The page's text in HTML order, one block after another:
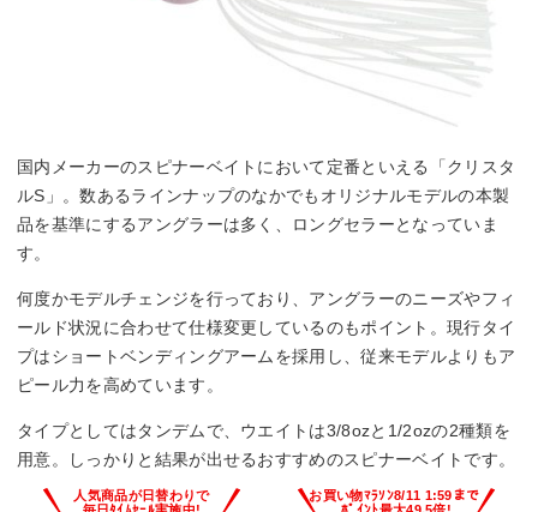
国内メーカーのスピナーベイトにおいて定番といえる「クリスタ
ルS」。数あるラインナップのなかでもオリジナルモデルの本製
品を基準にするアングラーは多く、ロングセラーとなっていま
す。
何度かモデルチェンジを行っており、アングラーのニーズやフィ
ールド状況に合わせて仕様変更しているのもポイント。現行タイ
プはショートベンディングアームを採用し、従来モデルよりもア
ピール力を高めています。
タイプとしてはタンデムで、ウエイトは3/8ozと1/2ozの2種類を
用意。しっかりと結果が出せるおすすめのスピナーベイトです。